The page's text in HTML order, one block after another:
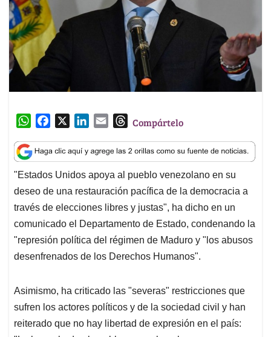
W
a
t
s
A
p
p
c
e
b
o
o
k
n
k
e
d
I
n
a
i
l
T
r
e
a
d
s
Compártelo
"Estados Unidos apoya al pueblo venezolano en su
deseo de una restauración pacífica de la democracia a
través de elecciones libres y justas", ha dicho en un
comunicado el Departamento de Estado, condenando la
"represión política del régimen de Maduro y "los abusos
desenfrenados de los Derechos Humanos".
Asimismo, ha criticado las "severas" restricciones que
sufren los actores políticos y de la sociedad civil y han
reiterado que no hay libertad de expresión en el país: